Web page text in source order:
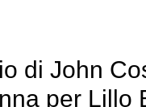
di John
per Lillo